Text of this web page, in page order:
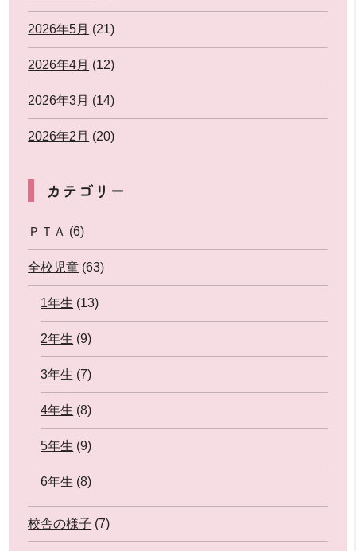
2026年5月 (21)
2026年4月 (12)
2026年3月 (14)
2026年2月 (20)
カテゴリー
ＰＴＡ (6)
全校児童 (63)
1年生 (13)
2年生 (9)
3年生 (7)
4年生 (8)
5年生 (9)
6年生 (8)
校舎の様子 (7)